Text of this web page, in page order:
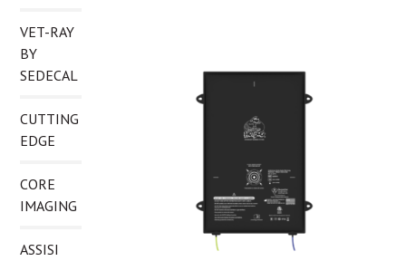
VET-RAY
BY
SEDECAL
CUTTING
EDGE
CORE
IMAGING
ASSISI